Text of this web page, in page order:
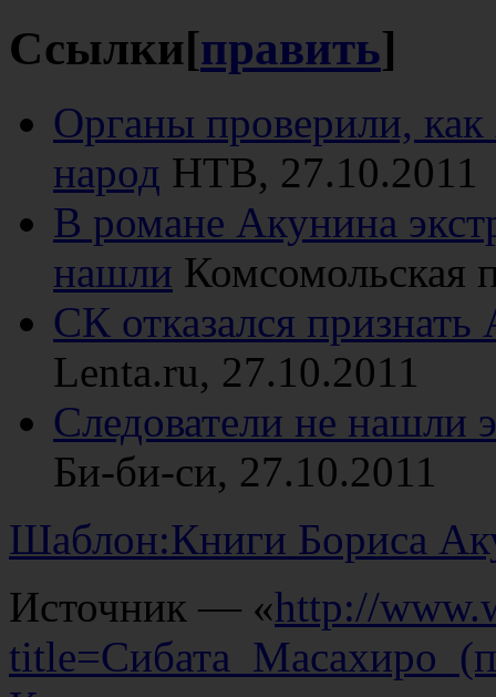
Ссылки[править]
Органы проверили,
народ НТВ, 27.10.2011
В романе Акунина
нашли Комсомольская
СК отказался
Lenta.ru, 27.10.2011
Следователи не нашли
Би-би-си, 27.10.2011
Шаблон:Книги Бориса
Источник — «http://